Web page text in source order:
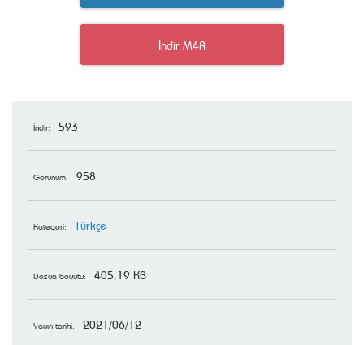
İndir M4R
İndir: 593
Görünüm: 958
Kategori: Türkçe
Dosya boyutu: 405.19 KB
Yayın tarihi: 2021/06/12